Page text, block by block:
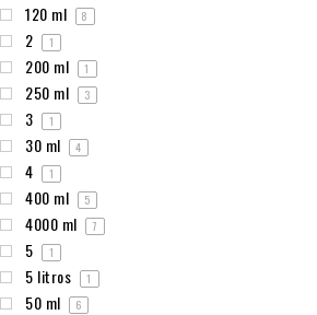
120 ml 8
2 1
200 ml 1
250 ml 3
3 1
30 ml 4
4 1
400 ml 5
4000 ml 7
5 1
5 litros 1
50 ml 6